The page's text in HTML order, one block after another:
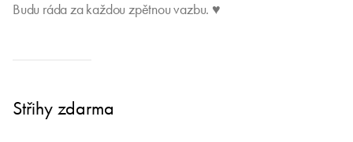
Budu ráda za každou zpětnou vazbu. ♥
Střihy zdarma